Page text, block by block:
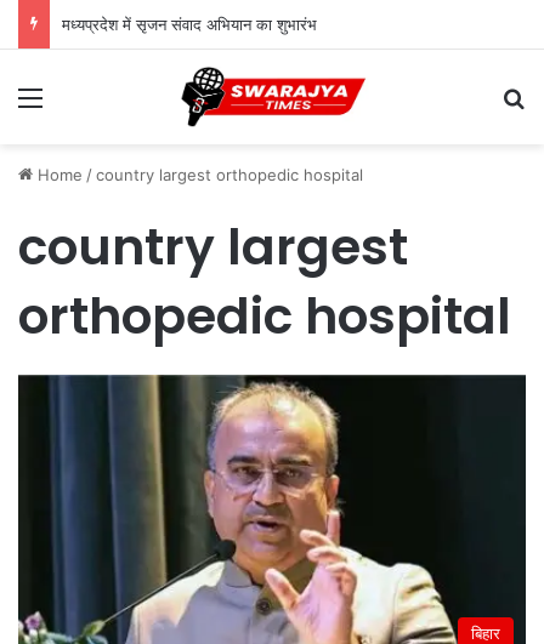
मध्यप्रदेश में सृजन संवाद अभियान का शुभारंभ
Menu
Home /country largest orthopedic hospital
country largest
orthopedic hospital
बिहार